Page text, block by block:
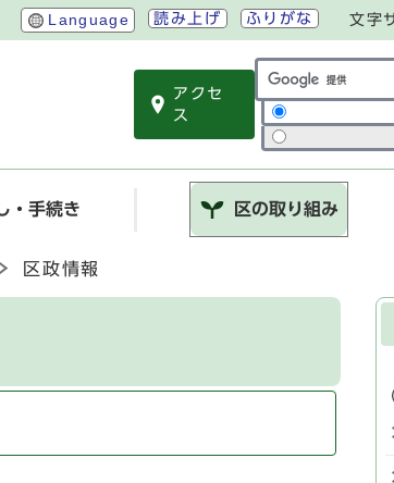
Language 読み上げ ふりがな 文字
アクセ
ス
サイト内検索の範
・手続き 区の取り組み
区政情報